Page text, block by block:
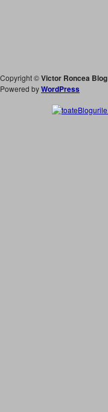
Copyright ©Victor Roncea Blog
Powered byWordPress